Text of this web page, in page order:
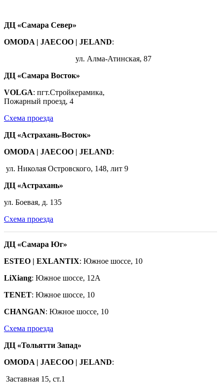
ДЦ «Самара Север»
OMODA | JAECOO | JELAND:
ул. Алма-Атинская, 87
ДЦ «Самара Восток»
VOLGA: пгт.Стройкерамика,
Пожарный проезд, 4
Схема проезда
ДЦ «Астрахань-Восток»
OMODA | JAECOO | JELAND:
ул. Николая Островского, 148, лит 9
ДЦ «Астрахань»
ул. Боевая, д. 135
Схема проезда
ДЦ «Самара Юг»
ESTEO | EXLANTIX: Южное шоссе, 10
LiXiang: Южное шоссе, 12А
TENET: Южное шоссе, 10
CHANGAN: Южное шоссе, 10
Схема проезда
ДЦ «Тольятти Запад»
OMODA | JAECOO | JELAND:
Заставная 15, ст.1